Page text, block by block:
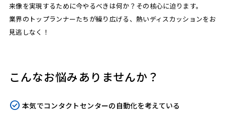
来像を実現するために今やるべきは何か？その核心に迫ります。
業界のトップランナーたちが繰り広げる、熱いディスカッションをお
見逃しなく！
こんなお悩みありませんか？
本気でコンタクトセンターの自動化を考えている